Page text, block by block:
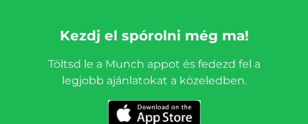
Kezdj el spórolni még ma!
Töltsd le a Munch appot és fedezd fel a
legjobb ajánlatokat a közeledben.